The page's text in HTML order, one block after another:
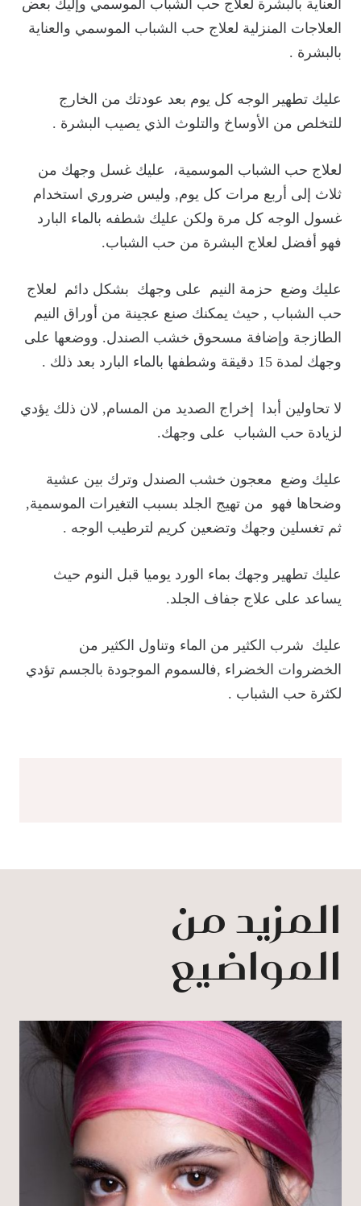
العناية بالبشرة لعلاج حب الشباب الموسمي وإليك بعض
العلاجات المنزلية لعلاج حب الشباب الموسمي والعناية
بالبشرة .
عليك تطهير الوجه كل يوم بعد عودتك من الخارج
للتخلص من الأوساخ والتلوث الذي يصيب البشرة .
لعلاج حب الشباب الموسمية، عليك غسل وجهك من
ثلاث إلى أربع مرات كل يوم, وليس ضروري استخدام
غسول الوجه كل مرة ولكن عليك شطفه بالماء البارد
فهو أفضل لعلاج البشرة من حب الشباب.
عليك وضع حزمة النيم على وجهك بشكل دائم لعلاج
حب الشباب , حيث يمكنك صنع عجينة من أوراق النيم
الطازجة وإضافة مسحوق خشب الصندل. ووضعها على
وجهك لمدة 15 دقيقة وشطفها بالماء البارد بعد ذلك .
لا تحاولين أبدا إخراج الصديد من المسام, لان ذلك يؤدي
لزيادة حب الشباب على وجهك.
عليك وضع معجون خشب الصندل وترك بين عشية
وضحاها فهو من تهيج الجلد بسبب التغيرات الموسمية,
ثم تغسلين وجهك وتضعين كريم لترطيب الوجه .
عليك تطهير وجهك بماء الورد يوميا قبل النوم حيث
يساعد على علاج جفاف الجلد.
عليك شرب الكثير من الماء وتناول الكثير من
الخضروات الخضراء ,فالسموم الموجودة بالجسم تؤدي
لكثرة حب الشباب .
المزيد من
المواضيع